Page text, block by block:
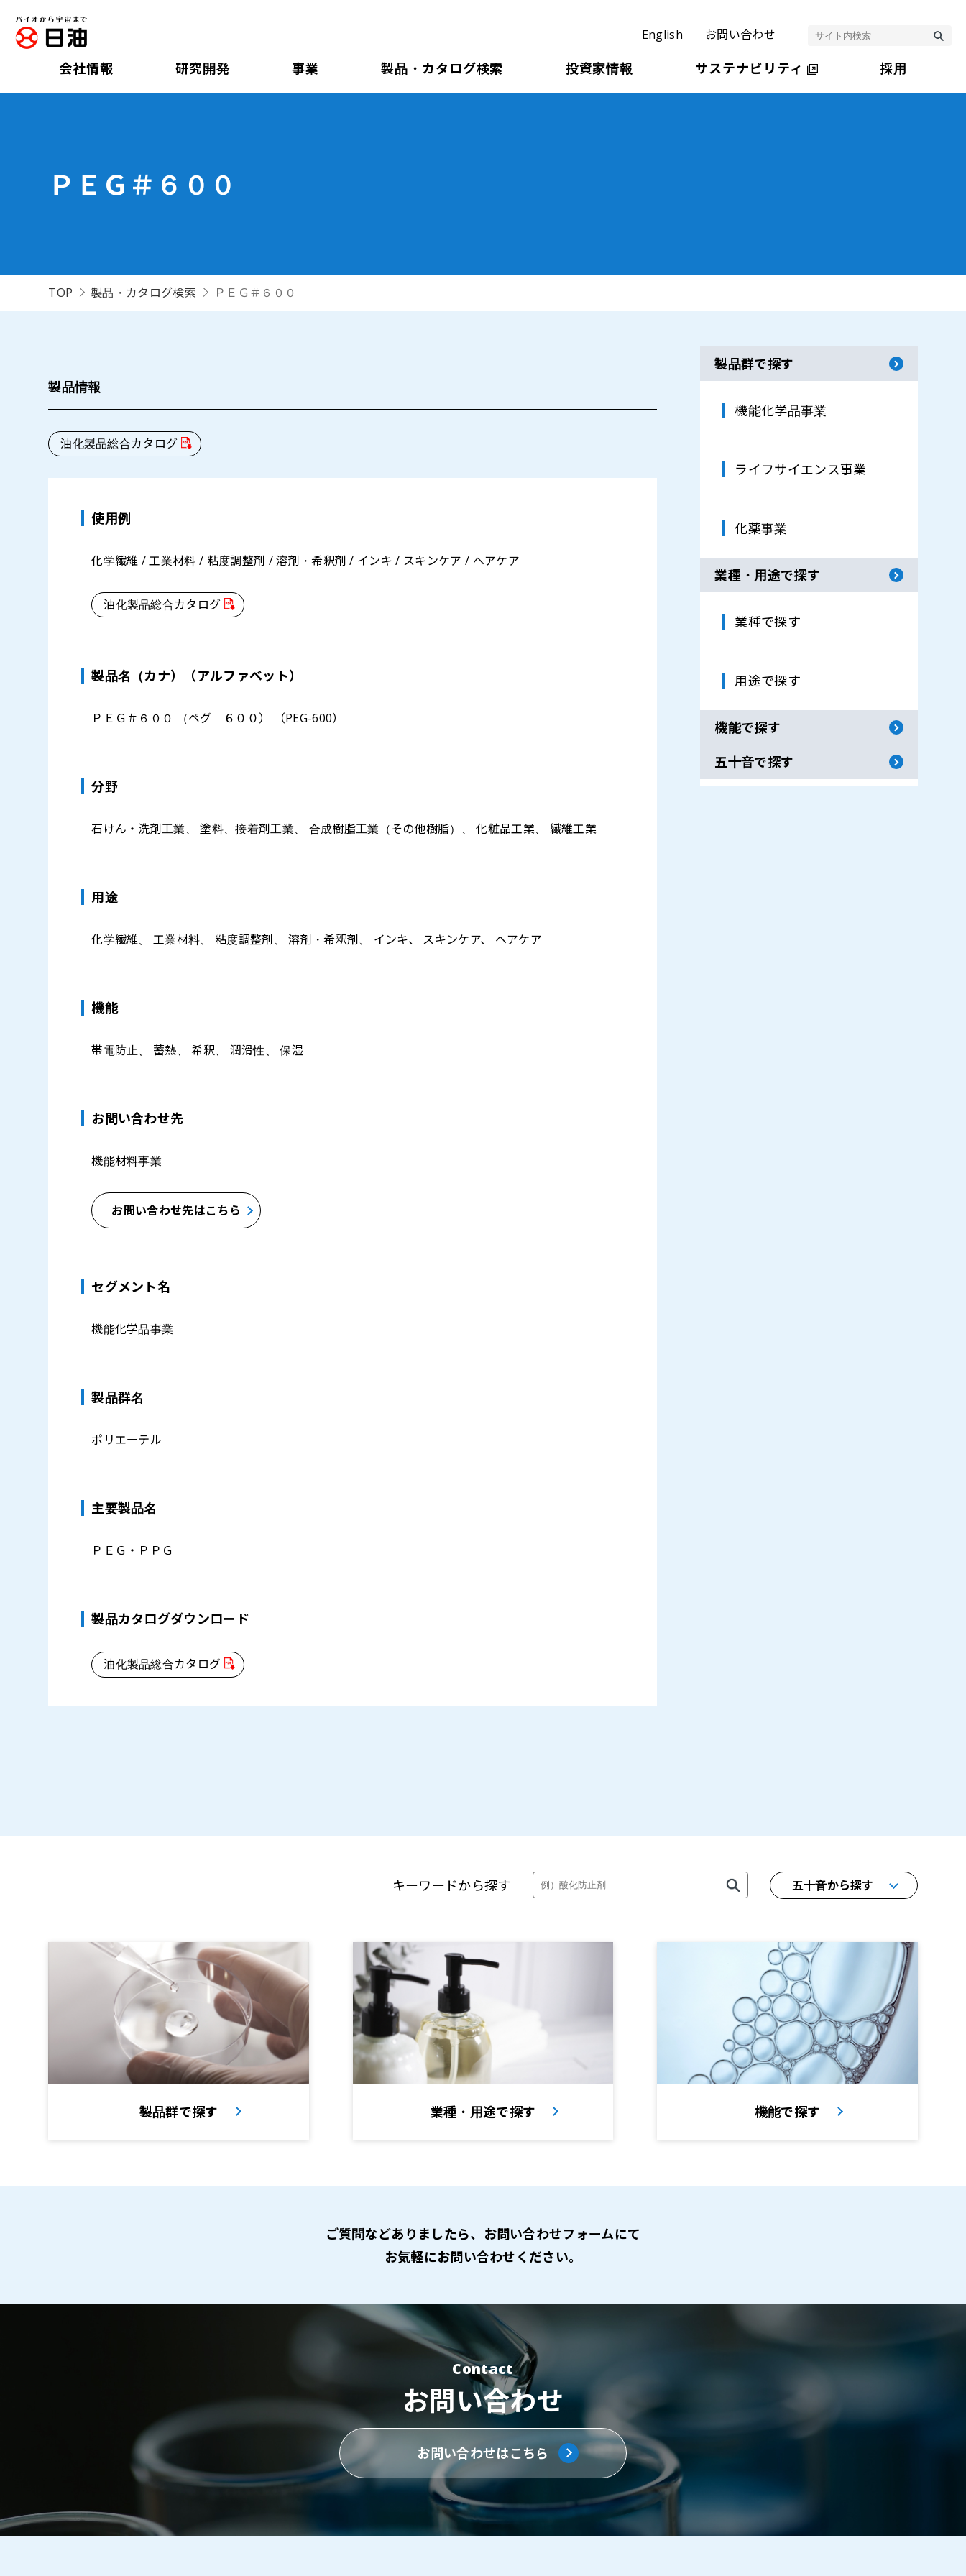
English お問い合わせ
会社情報 研究開発 事業 製品・カタログ検索 投資家情報 サステナビリティ 採用
ＰＥＧ＃６００
TOP 製品・カタログ検索 ＰＥＧ＃６００
製品情報
油化製品総合カタログ
使用例
化学繊維 / 工業材料 / 粘度調整剤 / 溶剤・希釈剤 / インキ / スキンケア / ヘアケア
油化製品総合カタログ
製品名（カナ）（アルファベット）
ＰＥＧ＃６００ （ペグ ６００） （PEG-600）
分野
石けん・洗剤工業、 塗料、接着剤工業、 合成樹脂工業（その他樹脂）、 化粧品工業、 繊維工業
⽤途
化学繊維、 工業材料、 粘度調整剤、 溶剤・希釈剤、 インキ、 スキンケア、 ヘアケア
機能
帯電防止、 蓄熱、 希釈、 潤滑性、 保湿
お問い合わせ先
機能材料事業
お問い合わせ先はこちら
セグメント名
機能化学品事業
製品群名
ポリエーテル
主要製品名
ＰＥＧ・ＰＰＧ
製品カタログダウンロード
油化製品総合カタログ
製品群で探す
機能化学品事業
ライフサイエンス事業
化薬事業
業種・用途で探す
業種で探す
用途で探す
機能で探す
五十音で探す
キーワードから探す 五十音から探す
製品群で探す 業種・用途で探す 機能で探す
ご質問などありましたら、 お問い合わせフォームにて
お気軽にお問い合わせください。
Contact
お問い合わせ
お問い合わせはこちら